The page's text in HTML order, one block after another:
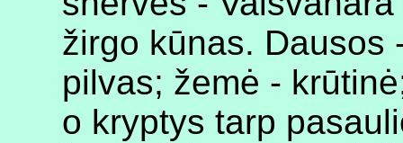
žirgo kūnas. Dausos
pilvas; žemė -
o kryptys tarp